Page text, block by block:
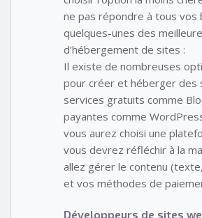
ne pas répondre à tous vos
quelques-unes des
d’hébergement de sites :
Il existe de nombreuses
pour créer et héberger des
services gratuits comme
payantes comme
vous aurez choisi une
vous devrez réfléchir à la
allez gérer le contenu
et vos méthodes de
Développeurs de sites